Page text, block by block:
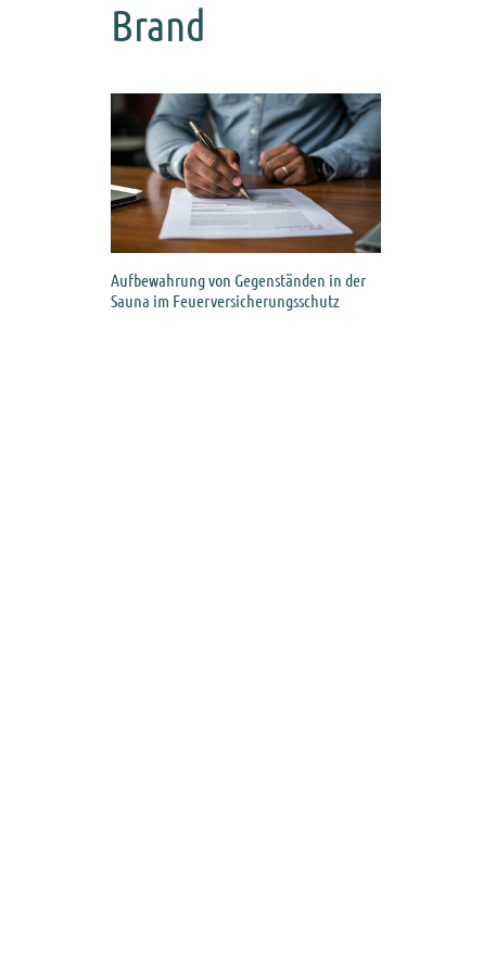
Brand
Aufbewahrung von Gegenständen in der
Sauna im Feuerversicherungsschutz